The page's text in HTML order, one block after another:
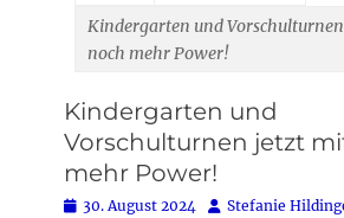
Kindergarten und
noch mehr Power!
Kindergarten und
Vorschulturnen jetzt
mehr Power!
Posted
30. August 2024 AutorStefanie